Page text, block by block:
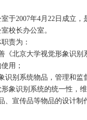
室于2007年4月 22 日成立，
校长办公室。
责为：
《北京大学视觉形象识别
用；
识别系统物品，管理和监
象识别系统的统一性，
、宣传品等物品的设计制